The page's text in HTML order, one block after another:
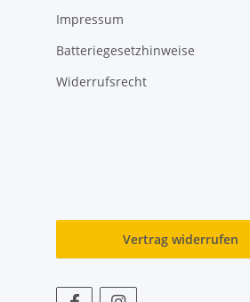
Impressum
Batteriegesetzhinweise
Widerrufsrecht
Vertrag widerrufen